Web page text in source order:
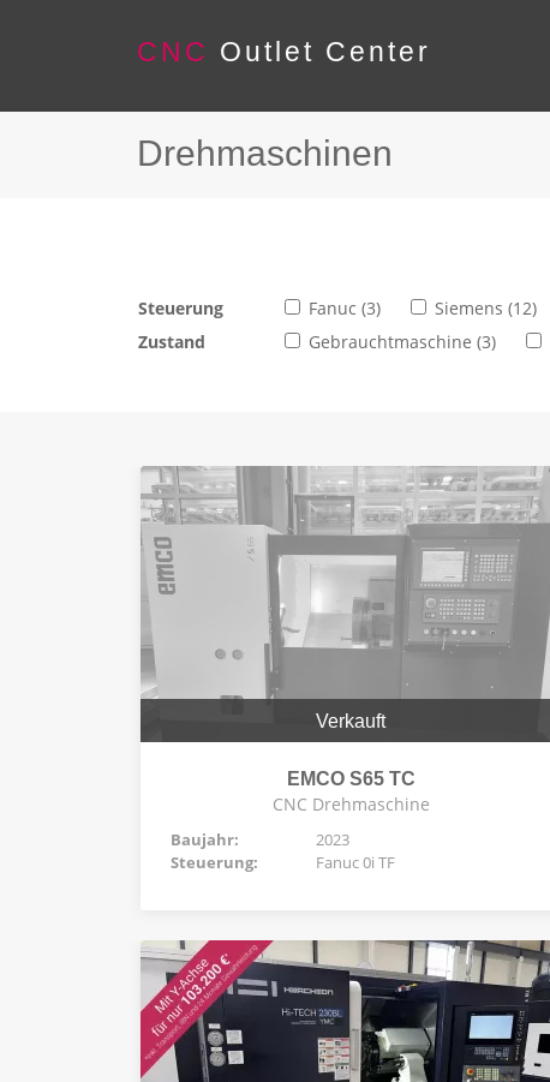
CNC Outlet Center
Drehmaschinen
Steuerung Fanuc (3) Siemens (12)
Zustand
Gebrauchtmaschine (3)
Verkauft
EMCO S65 TC
CNC Drehmaschine
Baujahr:
2023
Steuerung:
Fanuc 0i TF